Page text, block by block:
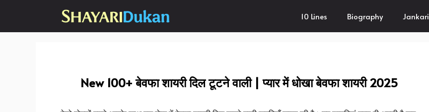
content
10 Lines Biography Jankari
New 100+ बेवफा शायरी दिल टूटने वाली | प्यार में धोखा बेवफा शायरी 2025